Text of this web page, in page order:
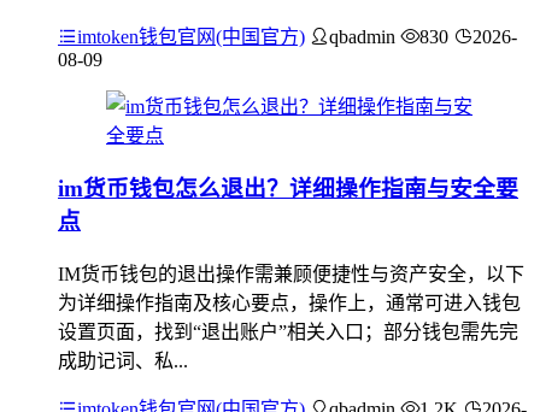
imtoken钱包官网(中国官方) qbadmin 830
2026-
08-09
im货币钱包怎么退出？详细操作指南与安全要
点
IM货币钱包的退出操作需兼顾便捷性与资产安全，以下
为详细操作指南及核心要点，操作上，通常可进入钱包
设置页面，找到“退出账户”相关入口；部分钱包需先完
成助记词、私...